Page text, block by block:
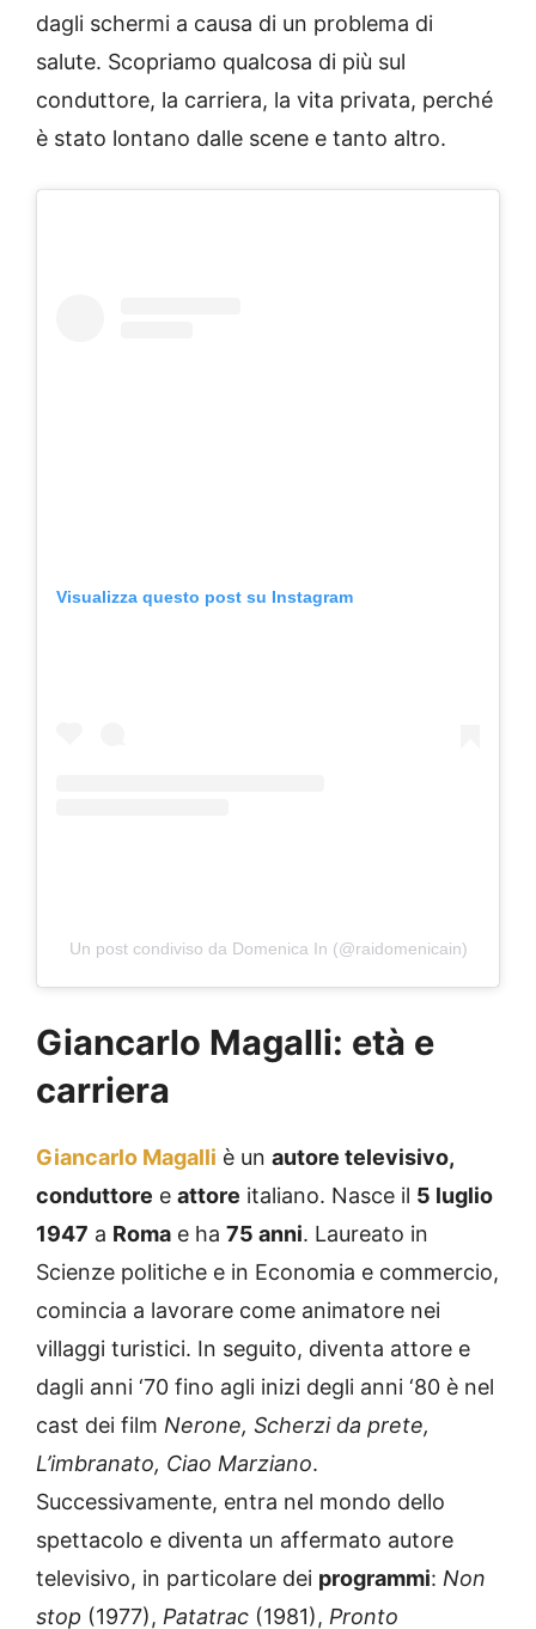
dagli schermi a causa di un problema di
salute. Scopriamo qualcosa di più sul
conduttore, la carriera, la vita privata, perché
è stato lontano dalle scene e tanto altro.
Visualizza questo post su Instagram
Un post condiviso da Domenica In (@raidomenicain)
Giancarlo Magalli: età e
carriera
Giancarlo Magalli è un autore televisivo,
conduttore e attore italiano. Nasce il 5 luglio
1947 a Roma e ha 75 anni. Laureato in
Scienze politiche e in Economia e commercio,
comincia a lavorare come animatore nei
villaggi turistici. In seguito, diventa attore e
dagli anni ‘70 fino agli inizi degli anni ‘80 è nel
cast dei film Nerone, Scherzi da prete,
L’imbranato, Ciao Marziano.
Successivamente, entra nel mondo dello
spettacolo e diventa un affermato autore
televisivo, in particolare dei programmi: Non
stop (1977), Patatrac (1981), Pronto